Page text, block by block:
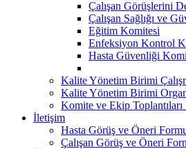
Çalışan Görüşlerini
Çalışan Sağlığı ve
Eğitim Komitesi
Enfeksiyon Kontrol
Hasta Güvenliği
Kalite Yönetim Birimi
Kalite Yönetim Birimi
Komite ve Ekip Toplantıları
İletişim
Hasta Görüş ve Öneri
Çalışan Görüş ve Öneri